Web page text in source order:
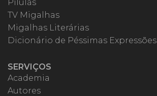
Pílulas
TV Migalhas
Migalhas Literárias
Dicionário de Péssimas Expressões
SERVIÇOS
Academia
Autores